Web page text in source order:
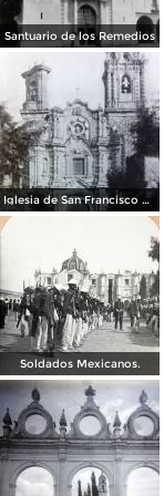
Santuario de los Remedios
Iglesia de San Francisco Acatepec Cholula Puebla.
Soldados Mexicanos.